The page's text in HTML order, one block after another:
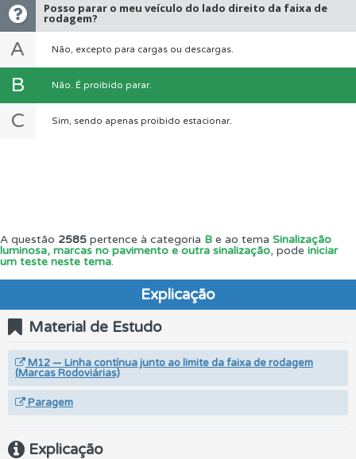
Posso parar o meu veículo do lado direito da faixa de
rodagem?
A Não, excepto para cargas ou descargas.
B Não. É proibido parar.
C Sim, sendo apenas proibido estacionar.
A questão 2585 pertence à categoria B e ao tema Sinalização
luminosa, marcas no pavimento e outra sinalização, pode iniciar
um teste neste tema.
Explicação
Material de Estudo
M12 — Linha contínua junto ao limite da faixa de rodagem
(Marcas Rodoviárias)
Paragem
Explicação